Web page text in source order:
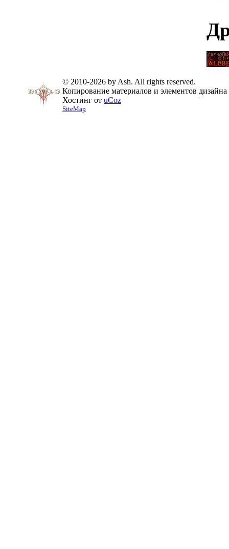
© 2010-2026 by Ash. All rights reserved.
Копирование материалов и элементов
Хостинг от uCoz
SiteMap